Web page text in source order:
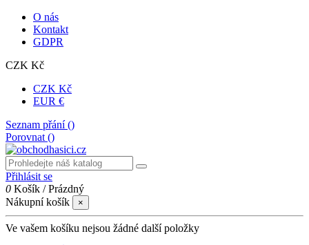
O nás
Kontakt
GDPR
CZK Kč
CZK Kč
EUR €
Seznam přání ()
Porovnat ()
Přihlásit se
0 Košík /Prázdný
Nákupní košík
×
Ve vašem košíku nejsou žádné další položky